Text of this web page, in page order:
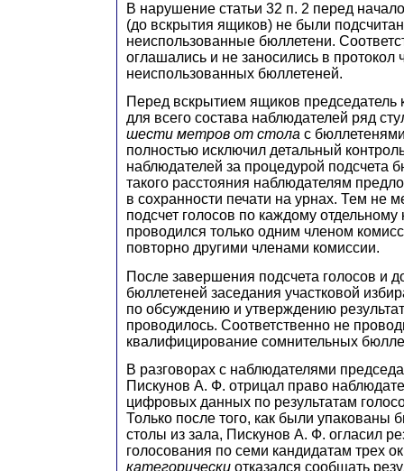
В нарушение статьи 32 п. 2 перед
(до вскрытия ящиков) не были
неиспользованные бюллетени.
оглашались и не заносились в протокол
неиспользованных бюллетеней.
Перед вскрытием ящиков председатель
для всего состава наблюдателей ряд
шести метров от стола с
полностью исключил детальный
наблюдателей за процедурой подсчета
такого расстояния наблюдателям
в сохранности печати на урнах. Тем не
подсчет голосов по каждому отдельному
проводился только одним членом
повторно другими членами комиссии.
После завершения подсчета голосов и
бюллетеней заседания участковой
по обсуждению и утверждению
проводилось. Соответственно не
квалифицирование сомнительных
В разговорах с наблюдателями
Пискунов А. Ф. отрицал право
цифровых данных по результатам
Только после того, как были упакованы
столы из зала, Пискунов А. Ф. огласил
голосования по семи кандидатам трех
категорически отказался сообщать